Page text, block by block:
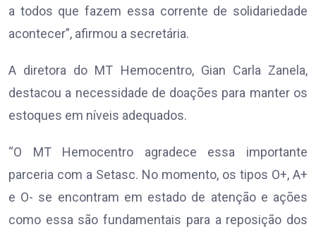
a todos que fazem essa corrente de solidariedade
acontecer”, afirmou a secretária.
A diretora do MT Hemocentro, Gian Carla Zanela,
destacou a necessidade de doações para manter os
estoques em níveis adequados.
“O MT Hemocentro agradece essa importante
parceria com a Setasc. No momento, os tipos O+, A+
e O- se encontram em estado de atenção e ações
como essa são fundamentais para a reposição dos